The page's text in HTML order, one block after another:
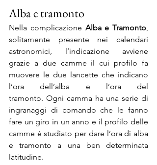
Alba e tramonto
Nella complicazione Alba e Tramonto,
solitamente presente nei calendari
astronomici, l’indicazione avviene
grazie a due camme il cui profilo fa
muovere le due lancette che indicano
l’ora dell’alba e l’ora del
tramonto. Ogni camma ha una serie di
ingranaggi di comando che le fanno
fare un giro in un anno e il profilo delle
camme è studiato per dare l’ora di alba
e tramonto a una ben determinata
latitudine.